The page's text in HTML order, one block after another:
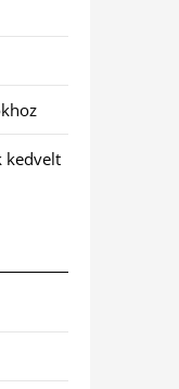
kedvelt